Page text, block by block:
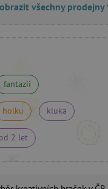
všechny prodejny
fantazii
holku kluka
od 2 let